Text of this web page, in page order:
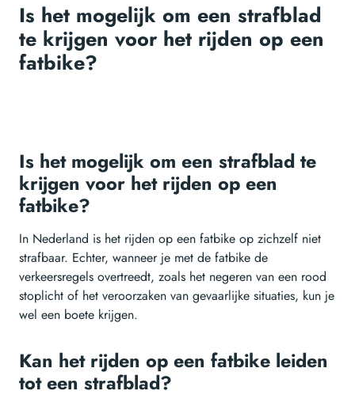
Is het mogelijk om een strafblad
te krijgen voor het rijden op een
fatbike?
Is het mogelijk om een strafblad te
krijgen voor het rijden op een
fatbike?
In Nederland is het rijden op een fatbike op zichzelf niet
strafbaar. Echter, wanneer je met de fatbike de
verkeersregels overtreedt, zoals het negeren van een rood
stoplicht of het veroorzaken van gevaarlijke situaties, kun je
wel een boete krijgen.
Kan het rijden op een fatbike leiden
tot een strafblad?